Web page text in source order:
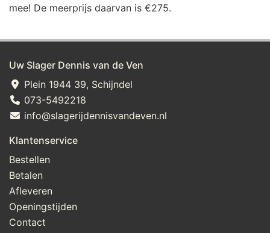
mee! De meerprijs daarvan is €275.
Uw Slager Dennis van de Ven
Plein 1944 39, Schijndel
073-5492218
info@slagerijdennisvandeven.nl
Klantenservice
Bestellen
Betalen
Afleveren
Openingstijden
Contact